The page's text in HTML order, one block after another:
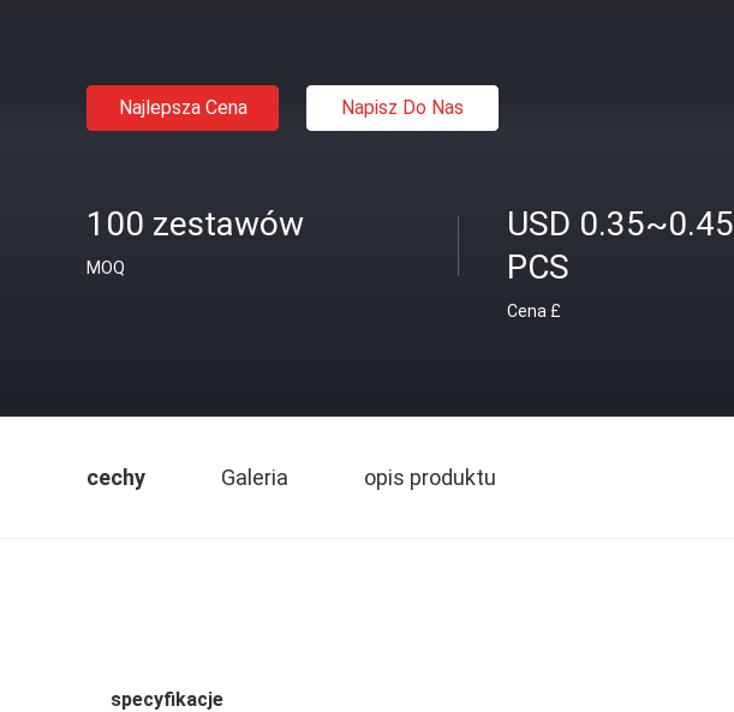
Najlepsza Cena Napisz Do Nas
100 zestawów
MOQ
USD 0.35~0.45
PCS
Cena £
cechy Galeria opis produktu
specyfikacje